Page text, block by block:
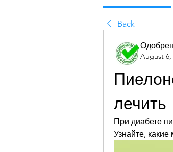
Back
August 6,
лечить
При диабете
Узнайте,